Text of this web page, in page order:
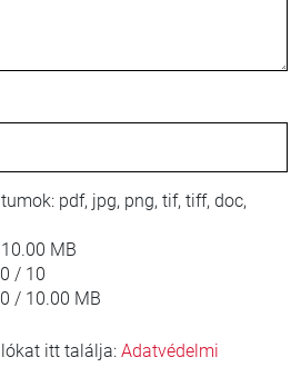
pdf, jpg, png, tif, tiff, doc,
10.00 MB
0 / 10
0 / 10.00 MB
itt találja: Adatvédelmi